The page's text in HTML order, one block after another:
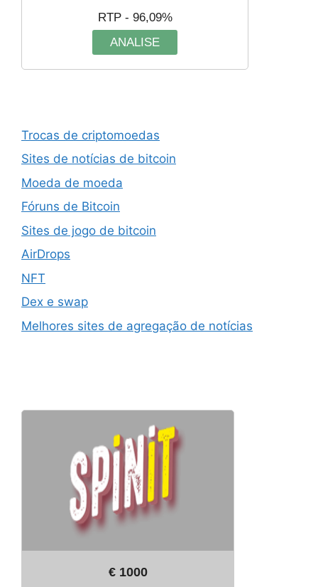
RTP - 96,09%
ANALISE
Trocas de criptomoedas
Sites de notícias de bitcoin
Moeda de moeda
Fóruns de Bitcoin
Sites de jogo de bitcoin
AirDrops
NFT
Dex e swap
Melhores sites de agregação de notícias
€ 1000